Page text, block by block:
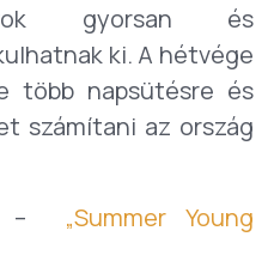
gyorsan és
ki. A hétvége
több napsütésre és
számítani az ország
– „Summer Young